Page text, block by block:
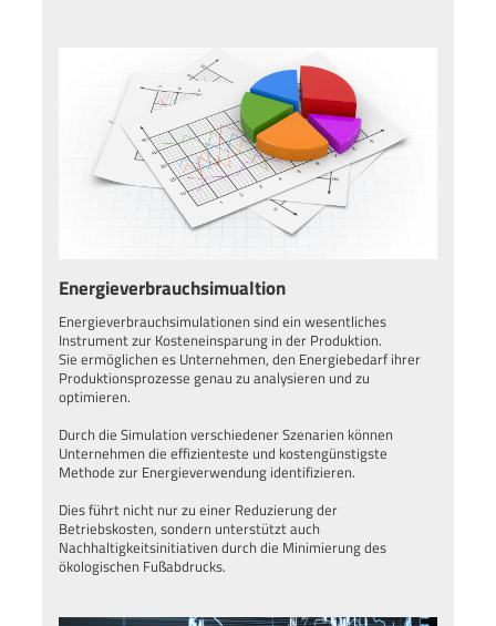
Energieverbrauchsimualtion
Energieverbrauchsimulationen sind ein wesentliches
Instrument zur Kosteneinsparung in der Produktion.
Sie ermöglichen es Unternehmen, den Energiebedarf ihrer
Produktionsprozesse genau zu analysieren und zu
optimieren.
Durch die Simulation verschiedener Szenarien können
Unternehmen die effizienteste und kostengünstigste
Methode zur Energieverwendung identifizieren.
Dies führt nicht nur zu einer Reduzierung der
Betriebskosten, sondern unterstützt auch
Nachhaltigkeitsinitiativen durch die Minimierung des
ökologischen Fußabdrucks.